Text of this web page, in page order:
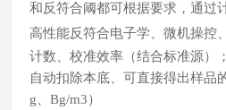
和反符合阈都可根据要求，通过
高性能反符合电子学、微机操控
计数、校准效率（结合标准源）
自动扣除本底、可直接得出样品
g、Bg/m3）